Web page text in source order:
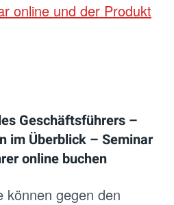
online und der Produkt
Geschäftsführers –
im Überblick – Seminar
online buchen
können gegen den